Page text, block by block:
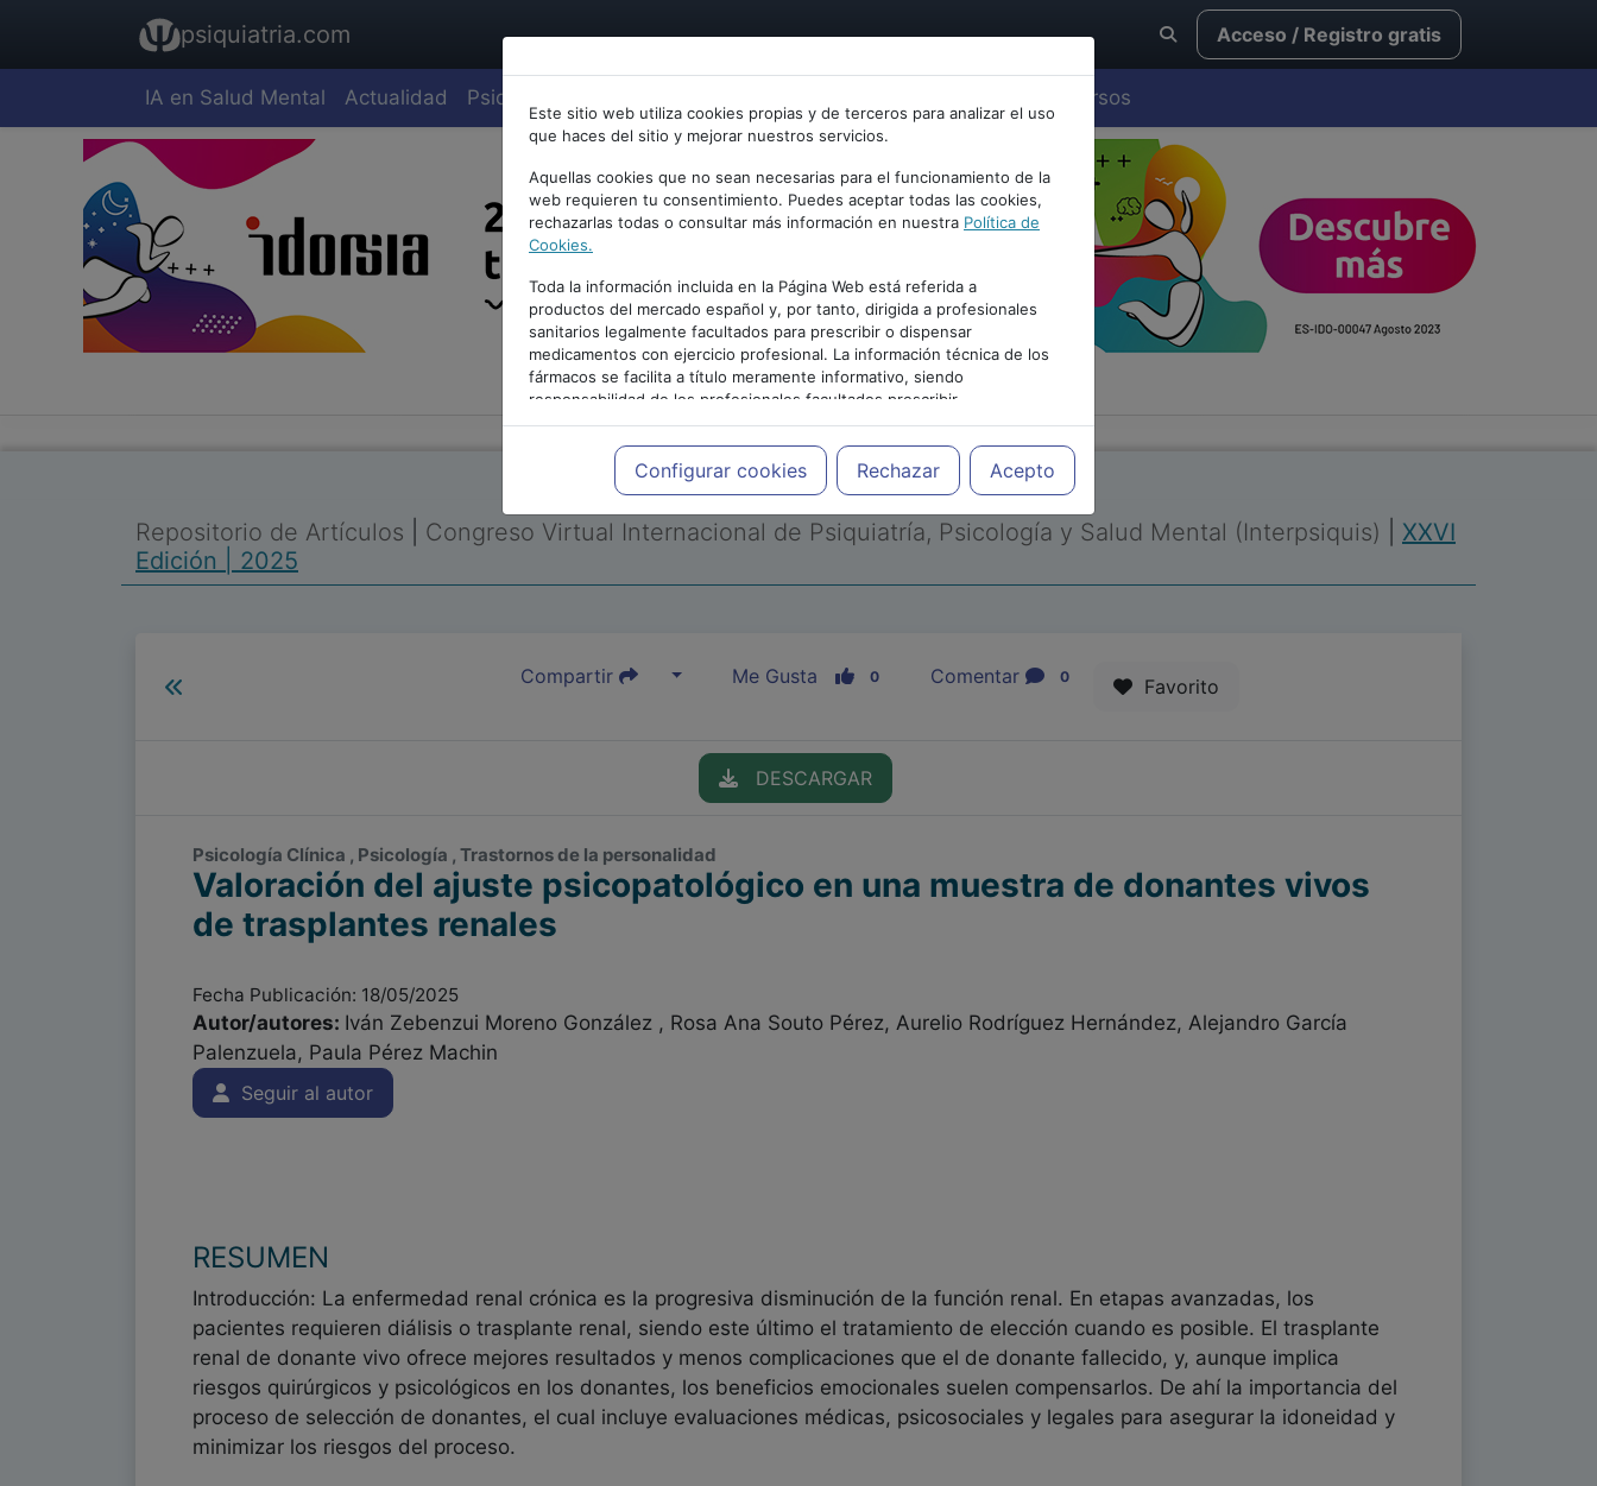
psiquiatria.com Acceso / Registro gratis
IA en Salud Mental Actualidad Psiquiatría Cursos
Este sitio web utiliza cookies propias y de terceros para analizar el uso
que haces del sitio y mejorar nuestros servicios.
Aquellas cookies que no sean necesarias para el funcionamiento de la
web requieren tu consentimiento. Puedes aceptar todas las cookies,
rechazarlas todas o consultar más información en nuestra Política de
Cookies.
Toda la información incluida en la Página Web está referida a
productos del mercado español y, por tanto, dirigida a profesionales
sanitarios legalmente facultados para prescribir o dispensar
medicamentos con ejercicio profesional. La información técnica de los
fármacos se facilita a título meramente informativo, siendo
responsabilidad de los profesionales facultados prescribir
medicamentos y decidir, en cada caso concreto, el tratamiento más
adecuado a las necesidades del paciente.
Configurar cookies Rechazar Acepto
PUBLICIDAD
Repositorio de Artículos Congreso Virtual Internacional de Psiquiatría, Psicología y Salud Mental (Interpsiquis)
XXVI
Edición | 2025
Compartir Me Gusta 0 Comentar 0 Favorito
DESCARGAR
Psicología Clínica , Psicología , Trastornos de la personalidad
Valoración del ajuste psicopatológico en una muestra de donantes vivos
de trasplantes renales
Fecha Publicación: 18/05/2025
Autor/autores: Iván Zebenzui Moreno González , Rosa Ana Souto Pérez, Aurelio Rodríguez Hernández, Alejandro García
Palenzuela, Paula Pérez Machin
Seguir al autor
RESUMEN
Introducción: La enfermedad renal crónica es la progresiva disminución de la función renal. En etapas avanzadas, los
pacientes requieren diálisis o trasplante renal, siendo este último el tratamiento de elección cuando es posible. El trasplante
renal de donante vivo ofrece mejores resultados y menos complicaciones que el de donante fallecido, y, aunque implica
riesgos quirúrgicos y psicológicos en los donantes, los beneficios emocionales suelen compensarlos. De ahí la importancia del
proceso de selección de donantes, el cual incluye evaluaciones médicas, psicosociales y legales para asegurar la idoneidad y
minimizar los riesgos del proceso.